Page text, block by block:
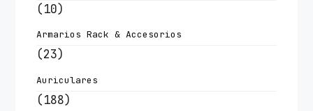
(10)
Armarios Rack & Accesorios
(23)
Auriculares
(188)